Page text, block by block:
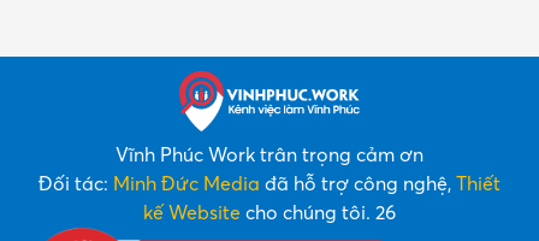
Vĩnh Phúc Work trân trọng cảm ơn
Đối tác: Minh Đức Media đã hỗ trợ công nghệ, Thiết
kế Website cho chúng tôi. 26